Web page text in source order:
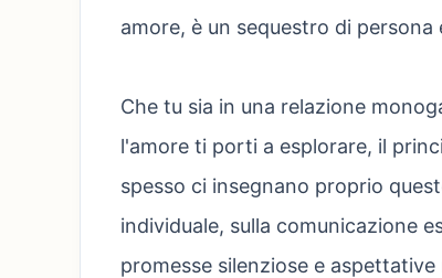
amore, è un sequestro di persona
Che tu sia in una relazione
l'amore ti porti a esplorare, il
spesso ci insegnano proprio
individuale, sulla comunicazione
promesse silenziose e